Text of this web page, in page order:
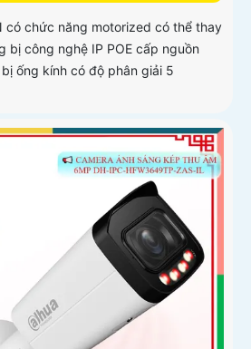
có chức năng motorized có thể thay
bị công nghệ IP POE cấp nguồn
ống kính có độ phân giải 5